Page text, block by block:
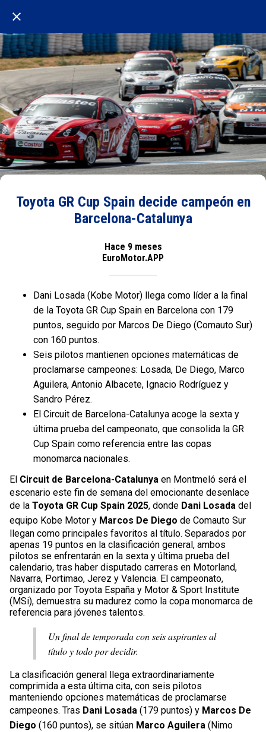
Toyota GR Cup Spain decide campeón en
Barcelona-Catalunya
Hace 9 meses
EuroMotor.APP
Dani Losada (Kobe Motor) llega como líder a la final
de la Toyota GR Cup Spain en Barcelona con 179
puntos, seguido por Marcos De Diego (Comauto Sur)
con 160 puntos.
Seis pilotos mantienen opciones matemáticas de
proclamarse campeones: Losada, De Diego, Marco
Aguilera, Antonio Albacete, Ignacio Rodríguez y
Sandro Pérez.
El Circuit de Barcelona-Catalunya acoge la sexta y
última prueba del campeonato, que consolida la GR
Cup Spain como referencia entre las copas
monomarca nacionales.
El Circuit de Barcelona-Catalunya en Montmeló será el
escenario este fin de semana del emocionante desenlace
de la Toyota GR Cup Spain 2025, donde Dani Losada del
equipo Kobe Motor y Marcos De Diego de Comauto Sur
llegan como principales favoritos al título. Separados por
apenas 19 puntos en la clasificación general, ambos
pilotos se enfrentarán en la sexta y última prueba del
calendario, tras haber disputado carreras en Motorland,
Navarra, Portimao, Jerez y Valencia. El campeonato,
organizado por Toyota España y Motor & Sport Institute
(MSi), demuestra su madurez como la copa monomarca de
referencia para jóvenes talentos.
Un final de temporada con seis aspirantes al
título y todo por decidir.
La clasificación general llega extraordinariamente
comprimida a esta última cita, con seis pilotos
manteniendo opciones matemáticas de proclamarse
campeones. Tras Dani Losada (179 puntos) y Marcos De
Diego (160 puntos), se sitúan Marco Aguilera (Nimo